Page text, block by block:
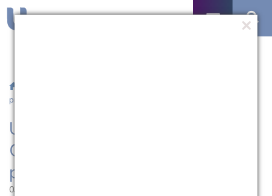
projeções climáticas
UCPel sedia evento do
Governo do Estado sobre
projeções climáticas
03.07.2026 | 15:32